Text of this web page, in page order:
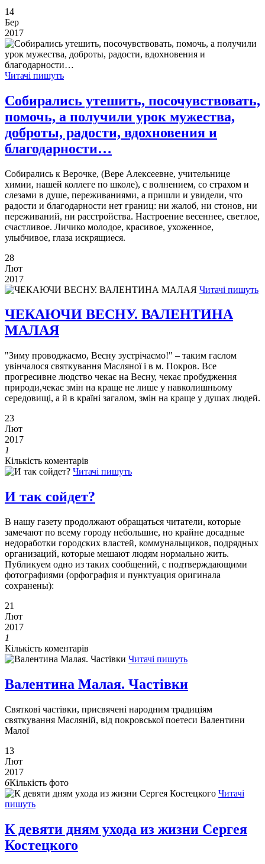
14
Бер
2017
Читачі пишуть
Собирались утешить, посочувствовать,
помочь, а получили урок мужества,
доброты, радости, вдохновения и
благодарности…
Собирались к Верочке, (Вере Алексеевне, учительнице
химии, нашей коллеге по школе), с волнением, со страхом и
слезами в душе, переживаниями, а пришли и увидели, что
радости и благодарности нет границ: ни жалоб, ни стонов, ни
переживаний, ни расстройства. Настроение весеннее, светлое,
счастливое. Личико молодое, красивое, ухоженное,
улыбчивое, глаза искрящиеся.
28
Лют
2017
Читачі пишуть
ЧЕКАЮЧИ ВЕСНУ. ВАЛЕНТИНА
МАЛАЯ
"Зиму проводжаємо, Весну зустрічаємо!" – таким гаслом
увінчалося святкування Масляної і в м. Покров. Все
прогресивне людство чекає на Весну, чекає пробудження
природи,чекає змін на краще не лише у навколишньому
середовищі, а й в країні загалом, змін на краще у душах людей.
23
Лют
2017
1
Кількість коментарів
Читачі пишуть
И так сойдет?
В нашу газету продолжают обращаться читатели, которые
замечают по всему городу небольшие, но крайне досадные
недоработки городских властей, коммунальщиков, подрядных
организаций, которые мешают людям нормально жить.
Публикуем одно из таких сообщений, с подтверждающими
фотографиями (орфография и пунктуация оригинала
сохранены):
21
Лют
2017
1
Кількість коментарів
Читачі пишуть
Валентина Малая. Частівки
Святкові частівки, присвячені народним традиціям
святкування Масляній, від покровської поетеси Валентини
Малої
13
Лют
2017
6Кількість фото
Читачі
пишуть
К девяти дням ухода из жизни Сергея
Костецкого